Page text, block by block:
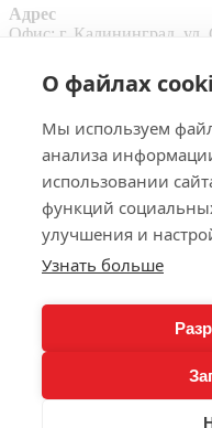
Адрес
Офис: г. Калининград, ул.
Контакты
Email: pk39@inbox.ru
Мессенджеры:
О файлах
Мы используем
анализа
использовании
функций
улучшения и
Узнать больше